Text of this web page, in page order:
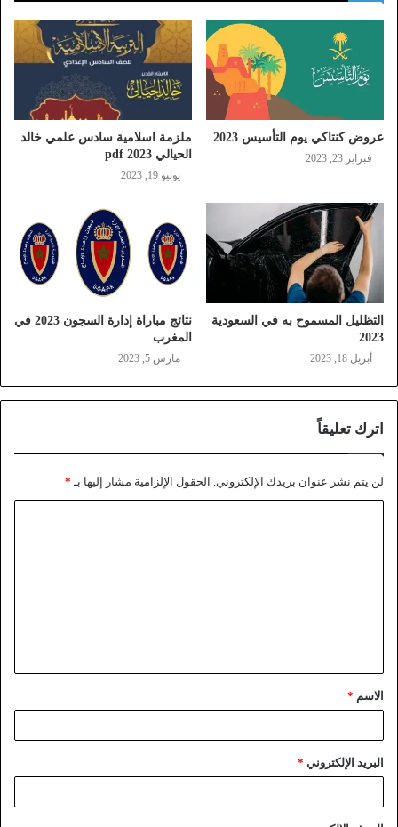
عروض كنتاكي يوم التأسيس 2023
فبراير 23, 2023
ملزمة اسلامية سادس علمي خالد
الحيالي 2023 pdf
يونيو 19, 2023
التظليل المسموح به في السعودية
2023
أبريل 18, 2023
نتائج مباراة إدارة السجون 2023 في
المغرب
مارس 5, 2023
اترك تعليقاً
لن يتم نشر عنوان بريدك الإلكتروني. الحقول الإلزامية مشار إليها بـ *
الاسم *
البريد الإلكتروني *